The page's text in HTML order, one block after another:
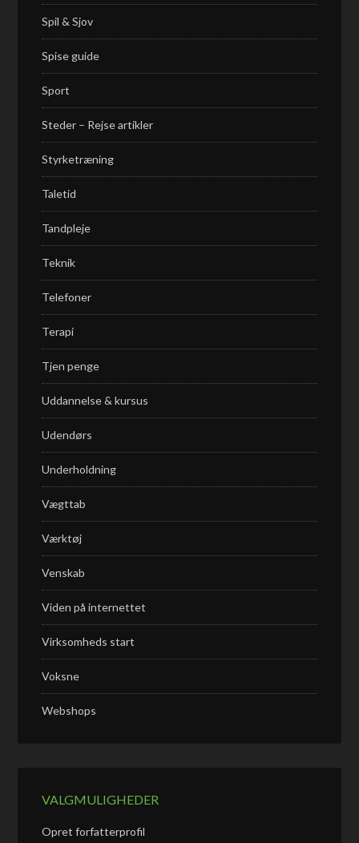
Spil & Sjov
Spise guide
Sport
Steder – Rejse artikler
Styrketræning
Taletid
Tandpleje
Teknik
Telefoner
Terapi
Tjen penge
Uddannelse & kursus
Udendørs
Underholdning
Vægttab
Værktøj
Venskab
Viden på internettet
Virksomheds start
Voksne
Webshops
VALGMULIGHEDER
Opret forfatterprofil